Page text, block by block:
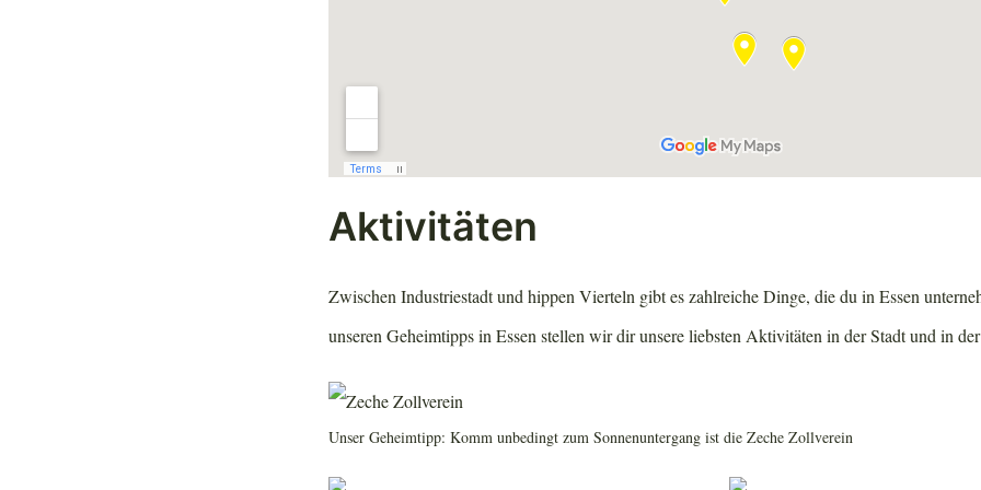
Aktivitäten
Zwischen Industriestadt und hippen Vierteln gibt es zahlreiche Dinge, die du in Essen
unseren Geheimtipps in Essen stellen wir dir unsere liebsten Aktivitäten in der Stadt und in
Unser Geheimtipp: Komm unbedingt zum Sonnenuntergang ist die Zeche Zollverein